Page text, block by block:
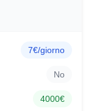
7€/giorno
No
4000€